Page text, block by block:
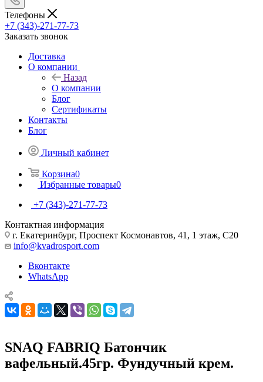
Телефоны
+7 (343)-271-77-73
Заказать звонок
Доставка
О компании
Назад
О компании
Блог
Сертификаты
Контакты
Блог
Личный кабинет
Корзина0
Избранные товары0
+7 (343)-271-77-73
Контактная информация
г. Екатеринбург, Проспект Космонавтов, 41, 1 этаж, С20
info@kvadrosport.com
Вконтакте
WhatsApp
SNAQ FABRIQ Батончик
вафельный.45гр. Фундучный крем.